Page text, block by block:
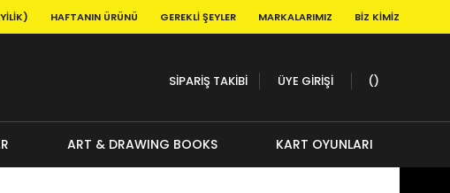
HAFTANIN ÜRÜNÜ GEREKLI ŞEYLER MARKALARIMIZ BIZ KIMIZ
SİPARİŞ TAKİBİ ÜYE GİRİŞİ
ART & DRAWING BOOKS KART OYUNLARI